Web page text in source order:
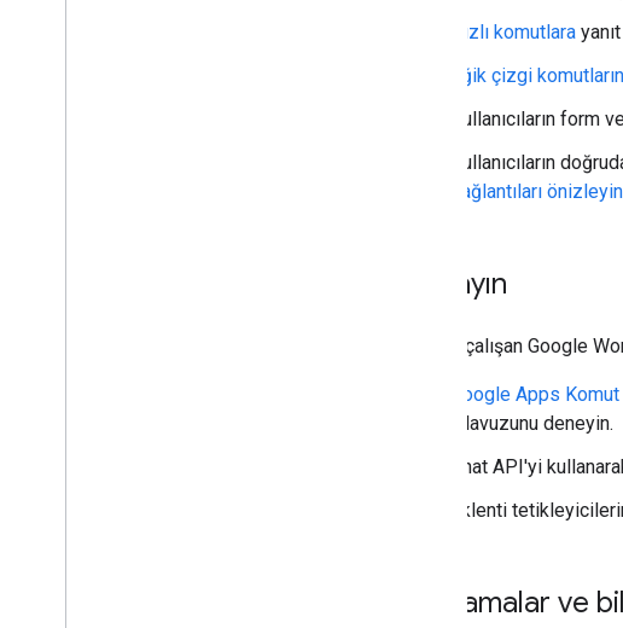
Hızlı komutlara
Eğik çizgi
Kullanıcıların
Kullanıcıların
bağlantıları önizleyin
Başlayın
Chat'te çalışan Google
Google Apps
kılavuzunu deneyin.
Chat API'yi
Eklenti
Sınırlamalar ve